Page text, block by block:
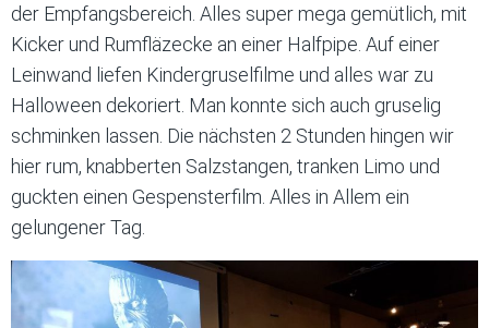
der Empfangsbereich. Alles super mega gemütlich, mit
Kicker und Rumfläzecke an einer Halfpipe. Auf einer
Leinwand liefen Kindergruselfilme und alles war zu
Halloween dekoriert. Man konnte sich auch gruselig
schminken lassen. Die nächsten 2 Stunden hingen wir
hier rum, knabberten Salzstangen, tranken Limo und
guckten einen Gespensterfilm. Alles in Allem ein
gelungener Tag.